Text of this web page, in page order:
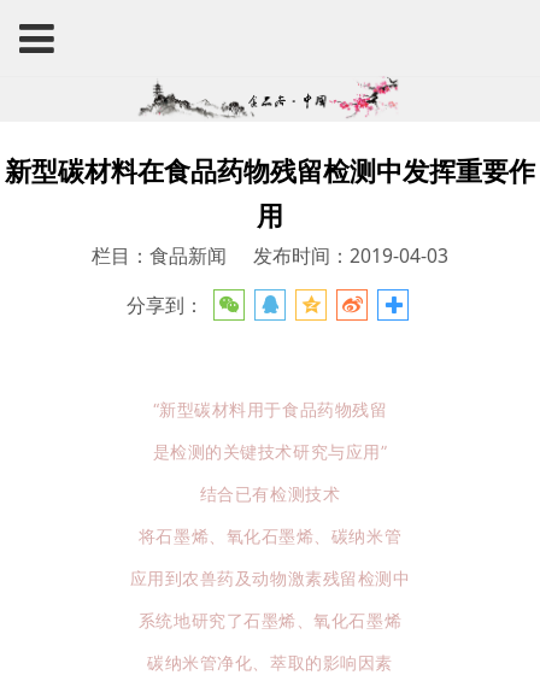
新型碳材料在食品药物残留检测中发挥重要作
用
栏目：食品新闻
发布时间：2019-04-03
分享到：
“新型碳材料用于食品药物残留
是检测的关键技术研究与应用”
结合已有检测技术
将石墨烯、氧化石墨烯、碳纳米管
应用到农兽药及动物激素残留检测中
系统地研究了石墨烯、氧化石墨烯
碳纳米管净化、萃取的影响因素